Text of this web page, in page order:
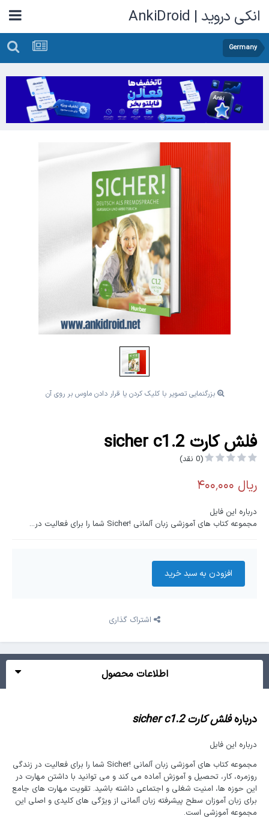
انکی دروید | AnkiDroid
Germany
بزرگنمایی تصویر با کلیک کردن یا قرار دادن ماوس بر روی آن
فلش کارت sicher c1.2
(0 نقد)
درباره این فایل
مجموعه کتاب های آموزشی زبان آلمانی !Sicher شما را برای فعالیت در...
افزودن به سبد‌ خرید
اشتراک گذاری
اطلاعات محصول
دربارهفلش کارت sicher c1.2
درباره این فایل
مجموعه کتاب های آموزشی زبان آلمانی !Sicher شما را برای فعالیت در زندگی
روزمره، کار، تحصیل و آموزش آماده می کند و می توانید با داشتن مهارت در
این حوزه ها، امنیت شغلی و اجتماعی داشته باشید. تقویت مهارت های جامع
برای زبان آموزان سطح پیشرفته زبان آلمانی از ویژگی های کلیدی و اصلی این
مجموعه آموزشی است.